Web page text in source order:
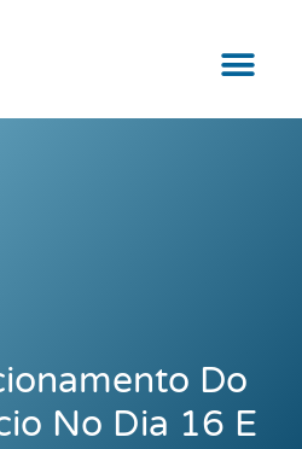
Do
No Dia 16 E